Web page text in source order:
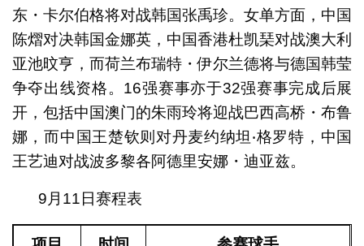
东・卡尔伯格将对战韩国张禹珍。女单方面，中国
陈熠对决韩国金娜英，中国香港杜凯琹对战澳大利
亚池旼亨，而荷兰布瑞特・伊尔兰德将与德国韩莹
争夺出线资格。16强赛事亦于32强赛事完成后展
开，包括中国澳门的朱雨玲将迎战巴西高桥・布鲁
娜，而中国王楚钦则对丹麦约纳坦‧格罗特，中国
王艺迪对战波多黎各阿德里安娜・迪亚兹。
9月11日赛程表